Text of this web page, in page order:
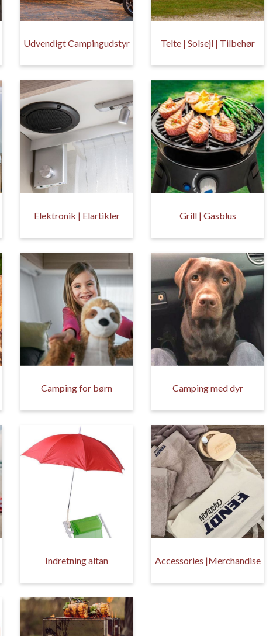
Udvendigt Campingudstyr Telte | Solsejl | Tilbehør
Elektronik | Elartikler Grill | Gasblus
Camping for børn Camping med dyr
Indretning altan Accessories |Merchandise